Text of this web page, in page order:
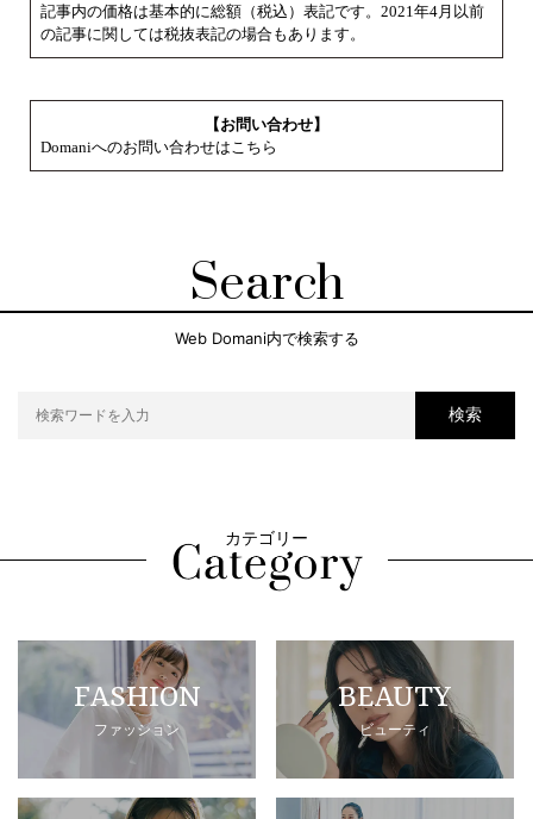
記事内の価格は基本的に総額（税込）表記です。2021年4月以前
の記事に関しては税抜表記の場合もあります。
【お問い合わせ】
Domaniへのお問い合わせはこちら
Search
Web Domani内で検索する
検索
カテゴリー
FASHION
ファッション
BEAUTY
ビューティ